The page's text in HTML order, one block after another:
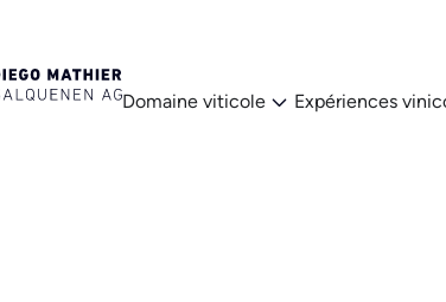
Domaine viticole Expériences